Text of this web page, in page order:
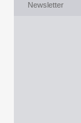
Newsletter